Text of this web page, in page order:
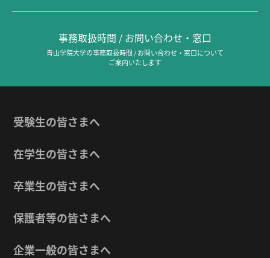
事務取扱時間 / お問い合わせ・窓口
青山学院大学の事務取扱時間 / お問い合わせ・窓口について
ご案内いたします
受験生の皆さまへ
在学生の皆さまへ
卒業生の皆さまへ
保護者等の皆さまへ
企業一般の皆さまへ